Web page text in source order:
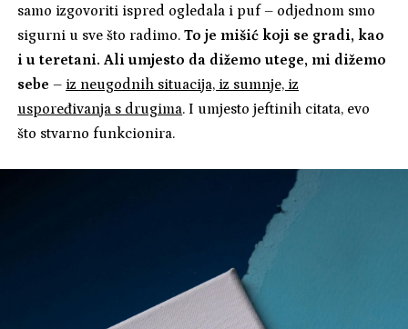
samo izgovoriti ispred ogledala i puf – odjednom smo
sigurni u sve što radimo.To je mišić koji se gradi, kao
i u teretani. Ali umjesto da dižemo utege, mi dižemo
sebe – iz neugodnih situacija, iz sumnje, iz
uspoređivanja s drugima. I umjesto jeftinih citata, evo
što stvarno funkcionira.